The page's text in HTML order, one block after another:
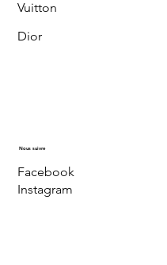
Vuitton
Dior
Nous suivre
Facebook
Instagram